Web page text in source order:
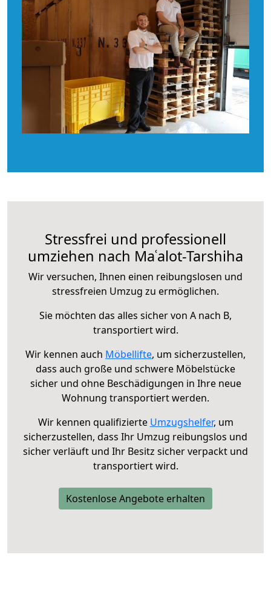
Stressfrei und professionell
umziehen nach Maʿalot-Tarshiha
Wir versuchen, Ihnen einen reibungslosen und
stressfreien Umzug zu ermöglichen.
Sie möchten das alles sicher von A nach B,
transportiert wird.
Wir kennen auch Möbellifte, um sicherzustellen,
dass auch große und schwere Möbelstücke
sicher und ohne Beschädigungen in Ihre neue
Wohnung transportiert werden.
Wir kennen qualifizierte Umzugshelfer, um
sicherzustellen, dass Ihr Umzug reibungslos und
sicher verläuft und Ihr Besitz sicher verpackt und
transportiert wird.
Kostenlose Angebote erhalten